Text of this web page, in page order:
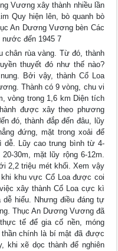
Vương xây thành nhiều lần
Quy hiện lên, bò quanh bò
An Dương Vương bèn Các
đến 1945 7
chân rùa vàng. Từ đó, thành
thuyết đó như thế nào?
Bởi vậy, thành Cổ Loa
Thành có 9 vòng, chu vi
vòng trong 1,6 km Diện tích
được xây theo phương
đó, thành đắp đến đâu, lũy
đứng, mặt trong xoải để
dễ. Lũy cao trung bình từ 4-
30m, mặt lũy rộng 6-12m.
2,2 triệu mét khối. Xem vậy
khu vực Cổ Loa được coi
xây thành Cổ Loa cực kì
dễ hiểu. Nhưng điều đáng tự
Thục An Dương Vương đã
tế để gia cố nền, móng
chính là bí mật đã được
khi xẽ dọc thành để nghiên